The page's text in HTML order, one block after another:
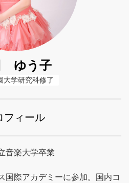
ゆう子
大学研究科修了
フィール
音楽大学卒業
国際アカデミーに参加。国内コ